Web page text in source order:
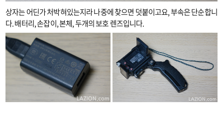
상자는 어딘가 처박혀있는지라 나중에 찾으면 덧붙이고요, 부속은 단순합니
다. 배터리, 손잡이, 본체, 두개의 보호 렌즈입니다.